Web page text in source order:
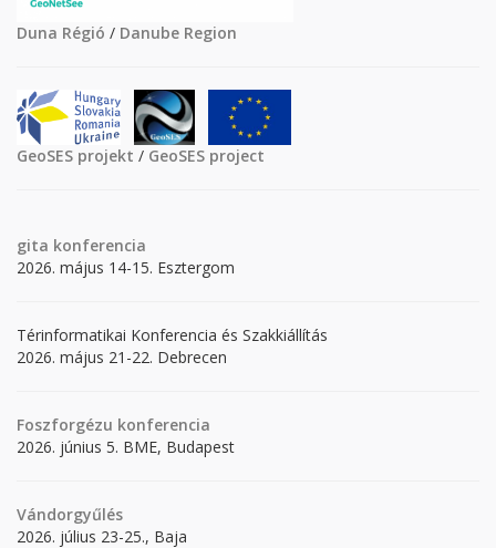
Duna Régió / Danube Region
GeoSES projekt / GeoSES project
gita konferencia
2026. május 14-15. Esztergom
Térinformatikai Konferencia és Szakkiállítás
2026. május 21-22. Debrecen
Foszforgézu konferencia
2026. június 5. BME, Budapest
Vándorgyűlés
2026. július 23-25., Baja